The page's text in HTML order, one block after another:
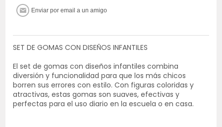
SET DE GOMAS CON DISEÑOS INFANTILES
El set de gomas con diseños infantiles combina
diversión y funcionalidad para que los más chicos
borren sus errores con estilo. Con figuras coloridas y
atractivas, estas gomas son suaves, efectivas y
perfectas para el uso diario en la escuela o en casa.